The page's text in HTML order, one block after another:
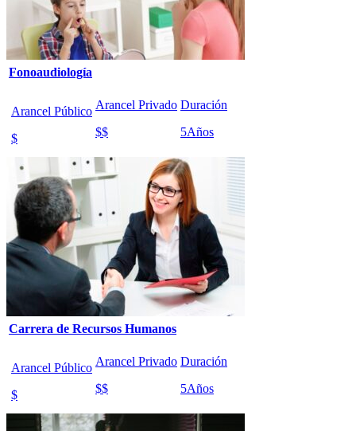
Fonoaudiología
Arancel Público
$
Arancel Privado
$$
Duración
5Años
Carrera de Recursos Humanos
Arancel Público
$
Arancel Privado
$$
Duración
5Años